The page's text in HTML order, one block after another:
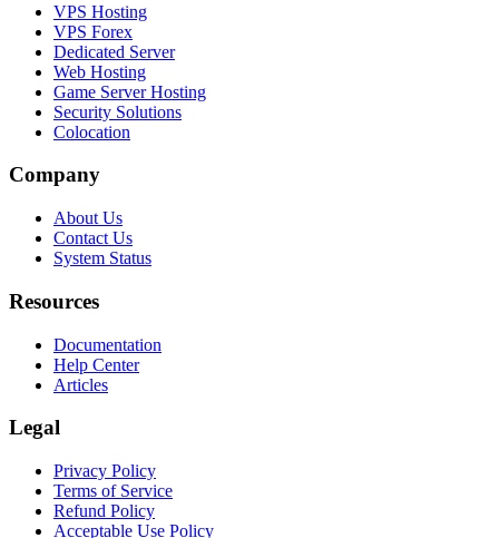
VPS Hosting
VPS Forex
Dedicated Server
Web Hosting
Game Server Hosting
Security Solutions
Colocation
Company
About Us
Contact Us
System Status
Resources
Documentation
Help Center
Articles
Legal
Privacy Policy
Terms of Service
Refund Policy
Acceptable Use Policy